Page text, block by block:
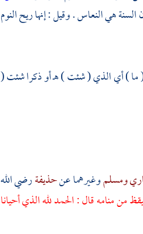
هي النعاس . وقيل : إنها ريح النوم
( ما ) أي الذي ( شئت ) هـ أو ذكرا شئت (
ومسلموغيرهما عنحذيفةرضي الله
من منامه قال : الحمد لله الذي أحيانا